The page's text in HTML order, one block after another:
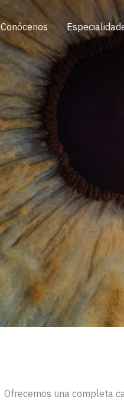
Conócenos
Ofrecemos una completa